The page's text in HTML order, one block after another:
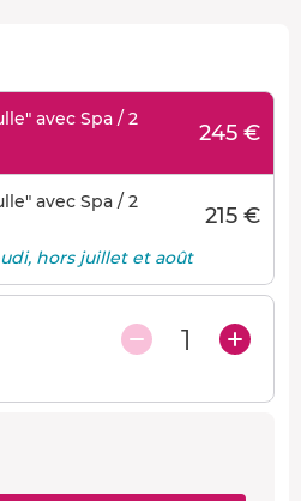
avec Spa / 2
245 €
avec Spa / 2
215 €
hors juillet et août
1